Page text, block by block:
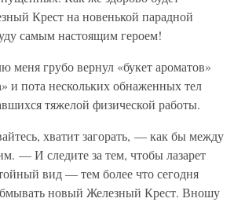
Крест на новенькой парадной
самым настоящим героем!
меня грубо вернул «букет ароматов»
и пота нескольких обнаженных тел
тяжелой физической работы.
хватит загорать, — как бы между
— И следите за тем, чтобы лазарет
вид — тем более что сегодня
новый Железный Крест. Вношу